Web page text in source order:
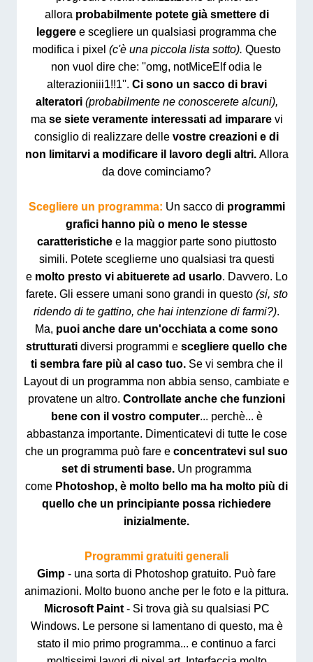
allora probabilmente potete già smettere di
leggere e scegliere un qualsiasi programma che
modifica i pixel (c'è una piccola lista sotto). Questo
non vuol dire che: ''omg, notMiceElf odia le
alterazioniii1!!1''. Ci sono un sacco di bravi
alteratori (probabilmente ne conoscerete alcuni),
ma se siete veramente interessati ad impararevi
consiglio di realizzare delle vostre creazioni e di
non limitarvi a modificare il lavoro degli altri.Allora
da dove cominciamo?
Scegliere un programma: Un sacco di programmi
grafici hanno più o meno le stesse
caratteristichee la maggior parte sono piuttosto
simili. Potete sceglierne uno qualsiasi tra questi
e molto presto vi abituerete ad usarlo. Davvero. Lo
farete. Gli essere umani sono grandi in questo (si, sto
ridendo di te gattino, che hai intenzione di farmi?).
Ma, puoi anche dare un'occhiata a come sono
strutturati diversi programmi e scegliere quello che
ti sembra fare più al caso tuo.Se vi sembra che il
Layout di un programma non abbia senso, cambiate e
provatene un altro. Controllate anche che funzioni
bene con il vostro computer... perchè... è
abbastanza importante. Dimenticatevi di tutte le cose
che un programma può fare e concentratevi sul suo
set di strumenti base. Un programma
come Photoshop, è molto bello ma ha molto più di
quello che un principiante possa richiedere
inizialmente.
Programmi gratuiti generali
Gimp - una sorta di Photoshop gratuito. Può fare
animazioni. Molto buono anche per le foto e la pittura.
Microsoft Paint - Si trova già su qualsiasi PC
Windows. Le persone si lamentano di questo, ma è
stato il mio primo programma... e continuo a farci